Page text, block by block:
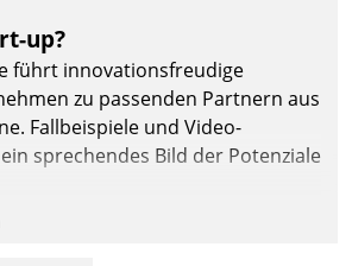
up?
führt innovationsfreudige
zu passenden Partnern aus
Fallbeispiele und Video-
sprechendes Bild der Potenziale